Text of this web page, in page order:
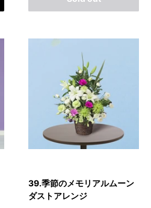
39.季節のメモリアルムーン
ダストアレンジ